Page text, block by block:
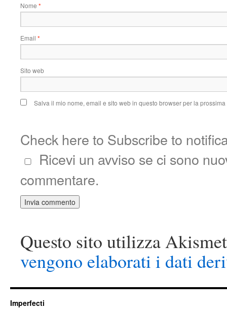
Nome *
Email *
Sito web
Salva il mio nome, email e sito web in questo browser per la
Check here to Subscribe to
Ricevi un avviso se ci sono
commentare.
Questo sito utilizza
vengono elaborati i dati
Imperfecti